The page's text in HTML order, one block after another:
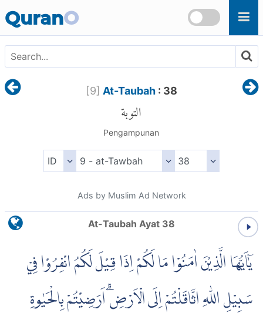
QuranO
[9] At-Taubah: 38
التوبة
Pengampunan
Ads by Muslim Ad Network
At-Taubah Ayat 38
يٰٓاَيُّهَا الَّذِيْنَ اٰمَنُوْا مَا لَكُمْ اِذَا قِيْلَ لَكُمُ انْفِرُوْا فِيْ
سَبِيْلِ اللّٰهِ اثَّاقَلْتُمْ اِلَى الْاَرْضِۗ اَرَضِيْتُمْ بِالْحَيٰوةِ